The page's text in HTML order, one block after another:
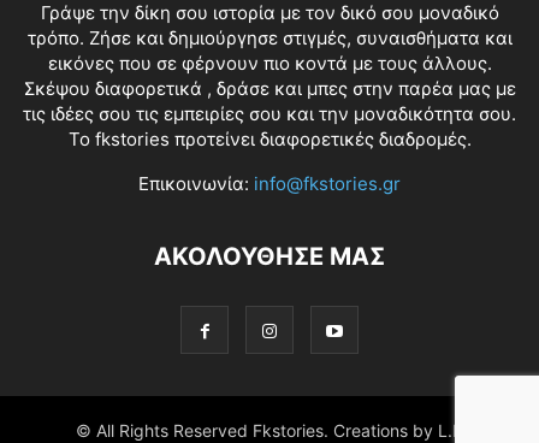
Γράψε την δίκη σου ιστορία με τον δικό σου μοναδικό
τρόπο. Ζήσε και δημιούργησε στιγμές, συναισθήματα και
εικόνες που σε φέρνουν πιο κοντά με τους άλλους.
Σκέψου διαφορετικά , δράσε και μπες στην παρέα μας με
τις ιδέες σου τις εμπειρίες σου και την μοναδικότητα σου.
Το fkstories προτείνει διαφορετικές διαδρομές.
Επικοινωνία: info@fkstories.gr
ΑΚΟΛΟΥΘΗΣΕ ΜΑΣ
© All Rights Reserved Fkstories. Creations by L.K